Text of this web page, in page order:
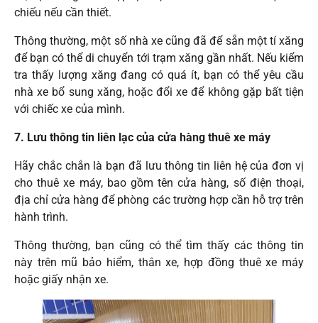
chiếu nếu cần thiết.
Thông thường, một số nhà xe cũng đã để sẵn một tí xăng
để bạn có thể di chuyển tới trạm xăng gần nhất. Nếu kiểm
tra thấy lượng xăng đang có quá ít, bạn có thể yêu cầu
nhà xe bổ sung xăng, hoặc đổi xe để không gặp bất tiện
với chiếc xe của mình.
7. Lưu thông tin liên lạc của cửa hàng thuê xe máy
Hãy chắc chắn là bạn đã lưu thông tin liên hệ của đơn vị
cho thuê xe máy, bao gồm tên cửa hàng, số điện thoại,
địa chỉ cửa hàng để phòng các trường hợp cần hỗ trợ trên
hành trình.
Thông thường, bạn cũng có thể tìm thấy các thông tin
này trên mũ bảo hiểm, thân xe, hợp đồng thuê xe máy
hoặc giấy nhận xe.